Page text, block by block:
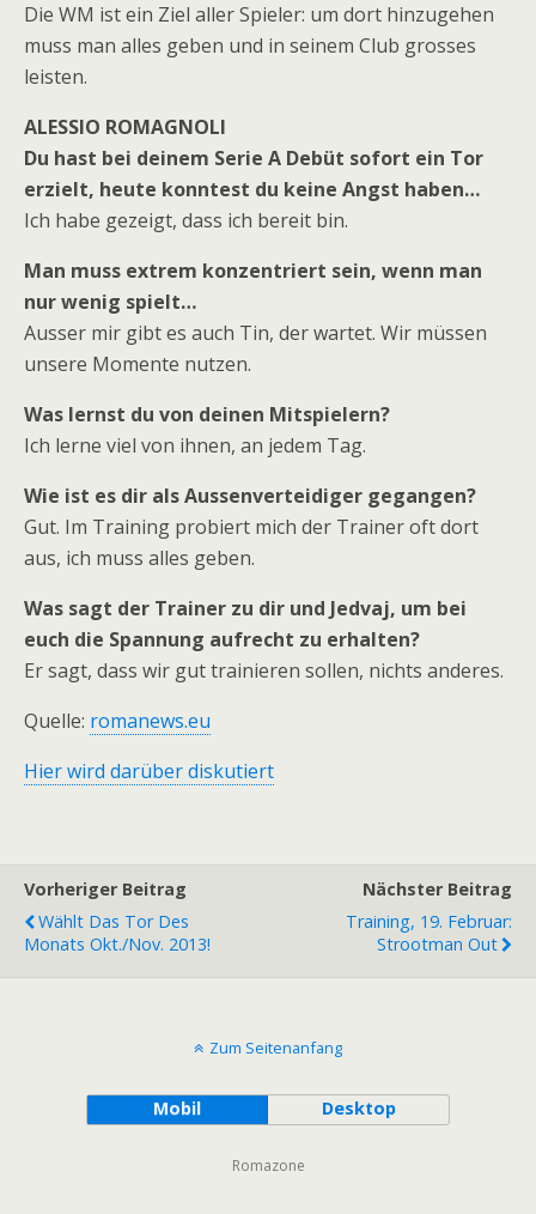
Die WM ist ein Ziel aller Spieler: um dort hinzugehen
muss man alles geben und in seinem Club grosses
leisten.
ALESSIO ROMAGNOLI
Du hast bei deinem Serie A Debüt sofort ein Tor
erzielt, heute konntest du keine Angst haben…
Ich habe gezeigt, dass ich bereit bin.
Man muss extrem konzentriert sein, wenn man
nur wenig spielt…
Ausser mir gibt es auch Tin, der wartet. Wir müssen
unsere Momente nutzen.
Was lernst du von deinen Mitspielern?
Ich lerne viel von ihnen, an jedem Tag.
Wie ist es dir als Aussenverteidiger gegangen?
Gut. Im Training probiert mich der Trainer oft dort
aus, ich muss alles geben.
Was sagt der Trainer zu dir und Jedvaj, um bei
euch die Spannung aufrecht zu erhalten?
Er sagt, dass wir gut trainieren sollen, nichts anderes.
Quelle: romanews.eu
Hier wird darüber diskutiert
Vorheriger Beitrag
Wählt Das Tor Des
Monats Okt./Nov. 2013!
Nächster Beitrag
Training, 19. Februar:
Strootman Out
Zum Seitenanfang
Mobil Desktop
Romazone